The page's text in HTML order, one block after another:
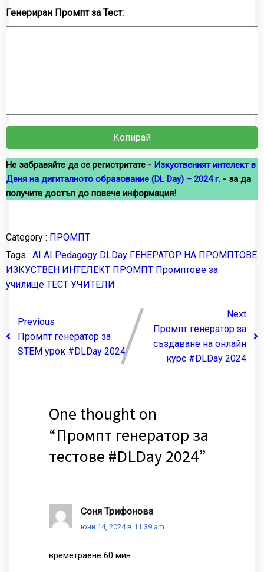
Генериран Промпт за Тест:
Копирай
Не забравяйте да се регистритате - Изкуственият интелект в
Деня на дигиталното образование (DL Day) – 2024 г. - за да
получите достъп до повече информация!
Category : ПРОМПТ
Tags : AI AI Pedagogy DLDay ГЕНЕРАТОР НА ПРОМПТОВЕ
ИЗКУСТВЕН ИНТЕЛЕКТ ПРОМПТ Промптове за
училище ТЕСТ УЧИТЕЛИ
Previous
Промпт генератор за
STEM урок #DLDay 2024
Next
Промпт генератор за
създаване на онлайн
курс #DLDay 2024
One thought on
“Промпт генератор за
тестове #DLDay 2024”
Соня Трифонова
юни 14, 2024 в 11:39 am
времетраене 60 мин